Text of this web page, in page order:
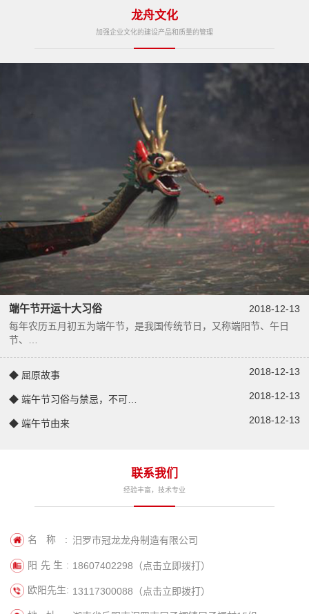
龙舟文化
加强企业文化的建设产品和质量的管理
端午节开运十大习俗
2018-12-13
每年农历五月初五为端午节，是我国传统节日，又称端阳节、午日
节、…
◆ 屈原故事 2018-12-13
◆ 端午节习俗与禁忌，不可… 2018-12-13
◆ 端午节由来 2018-12-13
联系我们
经验丰富，技术专业
名称:汨罗市冠龙龙舟制造有限公司
阳先生: 18607402298（点击立即拨打）
欧阳先生: 13117300088（点击立即拨打）